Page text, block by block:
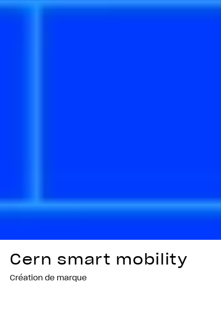
Cern smart mobility
Création de marque